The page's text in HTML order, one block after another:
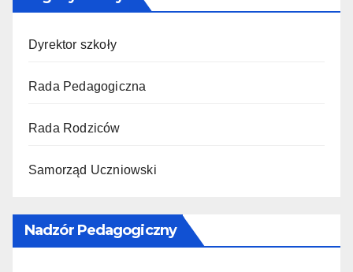
Dyrektor szkoły
Rada Pedagogiczna
Rada Rodziców
Samorząd Uczniowski
Nadzór Pedagogiczny